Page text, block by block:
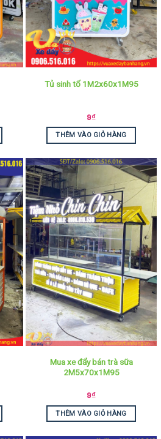
Tủ sinh tố 1M2x60x1M95
9₫
THÊM VÀO GIỎ HÀNG
Mua xe đẩy bán trà sữa
2M5x70x1M95
9₫
THÊM VÀO GIỎ HÀNG